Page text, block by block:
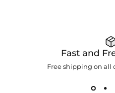
Fast and
Free shipping on all